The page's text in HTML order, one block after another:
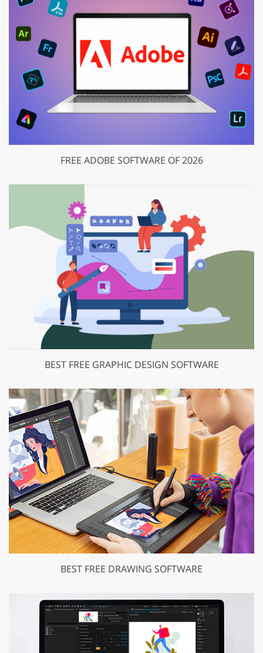
FREE ADOBE SOFTWARE OF 2026
BEST FREE GRAPHIC DESIGN SOFTWARE
BEST FREE DRAWING SOFTWARE